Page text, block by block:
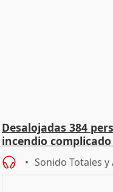
Desalojadas 384
incendio
Sonido Totales